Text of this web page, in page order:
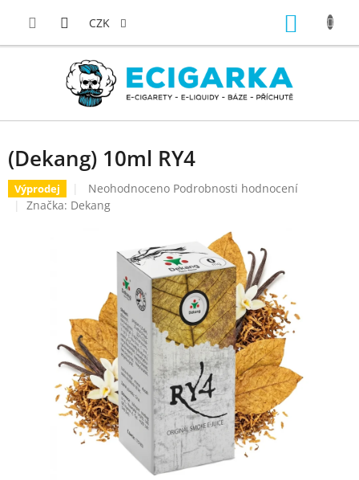
CZK
(Dekang) 10ml RY4
Výprodej
Průměrné
hodnocení
hvězdiček.
Neohodnoceno Podrobnosti hodnocení
Značka: Dekang